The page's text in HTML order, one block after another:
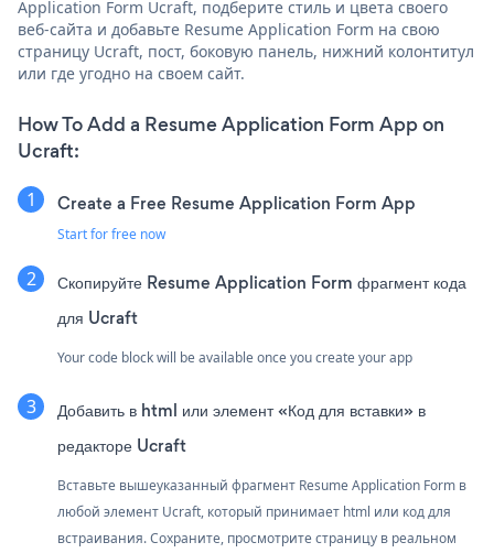
Application Form Ucraft, подберите стиль и цвета своего
веб-сайта и добавьте Resume Application Form на свою
страницу Ucraft, пост, боковую панель, нижний колонтитул
или где угодно на своем сайт.
How To Add a Resume Application Form App on
Ucraft:
Create a Free Resume Application Form App
Start for free now
Скопируйте Resume Application Form фрагмент кода
для Ucraft
Your code block will be available once you create your app
Добавить в html или элемент «Код для вставки» в
редакторе Ucraft
Вставьте вышеуказанный фрагмент Resume Application Form в
любой элемент Ucraft, который принимает html или код для
встраивания. Сохраните, просмотрите страницу в реальном